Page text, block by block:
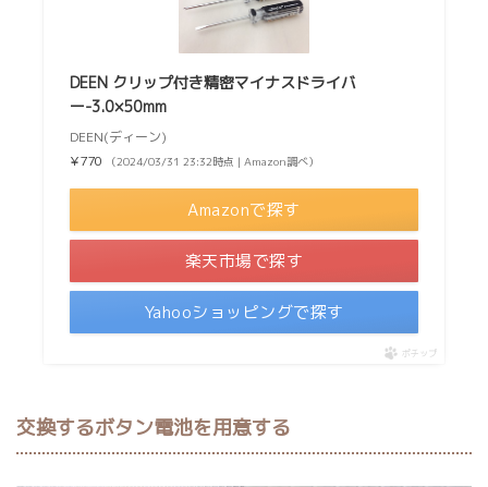
DEEN クリップ付き精密マイナスドライバ
ー-3.0×50mm
DEEN(ディーン)
¥770
（2024/03/31 23:32時点 | Amazon調べ）
Amazonで探す
楽天市場で探す
Yahooショッピングで探す
ポチップ
交換するボタン電池を用意する